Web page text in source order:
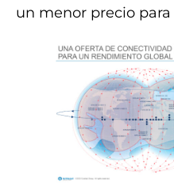
un menor precio